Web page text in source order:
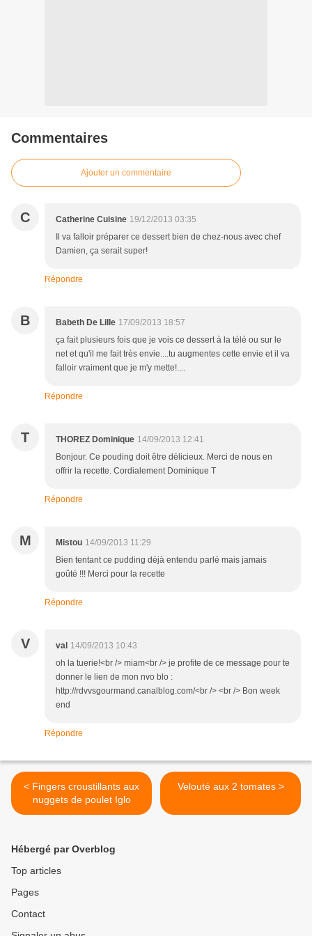
Commentaires
Ajouter un commentaire
C Catherine Cuisine 19/12/2013 03:35
Il va falloir préparer ce dessert bien de chez-nous avec chef
Damien, ça serait super!
Répondre
B Babeth De Lille 17/09/2013 18:57
ça fait plusieurs fois que je vois ce dessert à la télé ou sur le
net et qu'il me fait très envie....tu augmentes cette envie et il va
falloir vraiment que je m'y mette!....
Répondre
T THOREZ Dominique 14/09/2013 12:41
Bonjour. Ce pouding doit être délicieux. Merci de nous en
offrir la recette. Cordialement Dominique T
Répondre
M Mistou 14/09/2013 11:29
Bien tentant ce pudding déjà entendu parlé mais jamais
goûté !!! Merci pour la recette
Répondre
V val 14/09/2013 10:43
oh la tuerie!<br /> miam<br /> je profite de ce message pour te
donner le lien de mon nvo blo :
http://rdvvsgourmand.canalblog.com/<br /> <br /> Bon week
end
Répondre
< Fingers croustillants aux
nuggets de poulet Iglo
Velouté aux 2 tomates >
Hébergé par Overblog
Top articles
Pages
Contact